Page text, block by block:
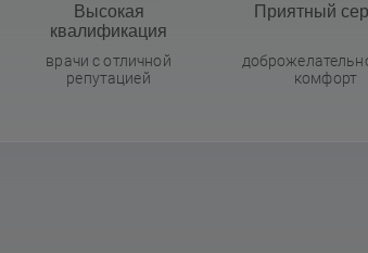
Высокая
квалификация
врачи с отличной
репутацией
Приятный
комфорт